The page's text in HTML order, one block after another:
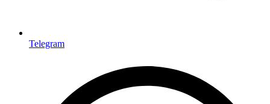
Telegram